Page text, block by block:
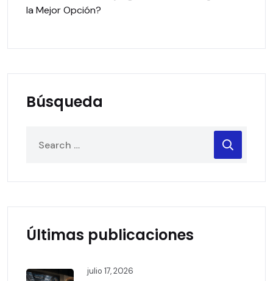
la Mejor Opción?
Búsqueda
Últimas publicaciones
julio 17, 2026